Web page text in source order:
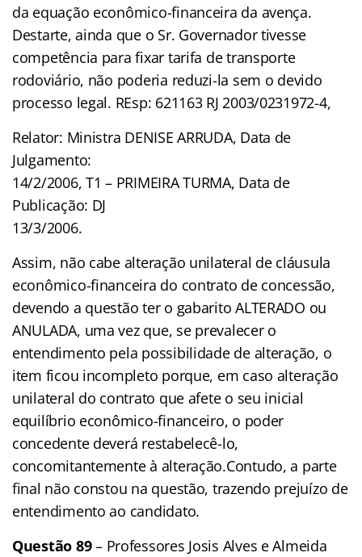
da equação econômico-financeira da avença.
Destarte, ainda que o Sr. Governador tivesse
competência para fixar tarifa de transporte
rodoviário, não poderia reduzi-la sem o devido
processo legal. REsp: 621163 RJ 2003/0231972-4,
Relator: Ministra DENISE ARRUDA, Data de
Julgamento:
14/2/2006, T1 – PRIMEIRA TURMA, Data de
Publicação: DJ
13/3/2006.
Assim, não cabe alteração unilateral de cláusula
econômico-financeira do contrato de concessão,
devendo a questão ter o gabarito ALTERADO ou
ANULADA, uma vez que, se prevalecer o
entendimento pela possibilidade de alteração, o
item ficou incompleto porque, em caso alteração
unilateral do contrato que afete o seu inicial
equilíbrio econômico-financeiro, o poder
concedente deverá restabelecê-lo,
concomitantemente à alteração.Contudo, a parte
final não constou na questão, trazendo prejuízo de
entendimento ao candidato.
Questão 89– Professores Josis Alves e Almeida